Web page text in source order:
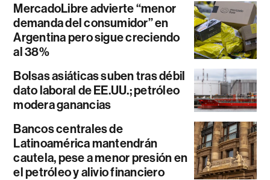
MercadoLibre advierte “menor
demanda del consumidor” en
Argentina pero sigue creciendo
al 38%
Bolsas asiáticas suben tras débil
dato laboral de EE.UU.; petróleo
modera ganancias
Bancos centrales de
Latinoamérica mantendrán
cautela, pese a menor presión en
el petróleo y alivio financiero